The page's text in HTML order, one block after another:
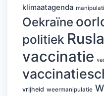
klimaatagenda
Oekraïne
politiek
vaccinatie
vrijheid weermanipulatie